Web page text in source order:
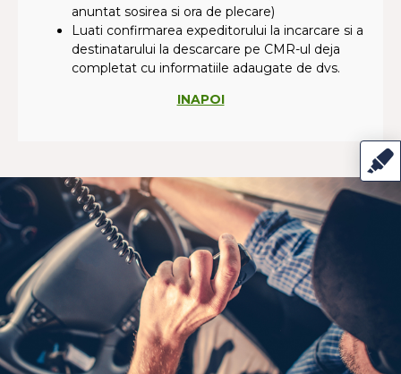
anuntat sosirea si ora de plecare)
Luati confirmarea expeditorului la incarcare si a
destinatarului la descarcare pe CMR-ul deja
completat cu informatiile adaugate de dvs.
INAPOI